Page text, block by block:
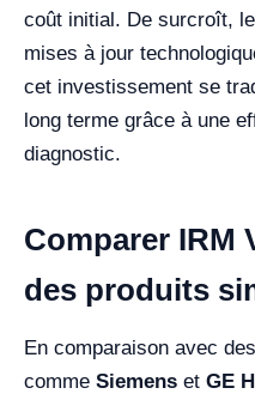
coût initial. De surcroît,
mises à jour
cet investissement se
long terme grâce à une
diagnostic.
Comparer IRM
des produits
En comparaison avec
comme Siemens et GE